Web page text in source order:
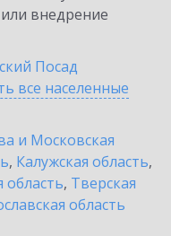
внедрение
Посад
все населенные
и Московская
, Калужская область,
область, Тверская
область